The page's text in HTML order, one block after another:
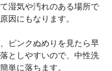
湿気や汚れのある場所で
因にもなります。
ピンクぬめりを見たら早
としやすいので、中性洗
単に落ちます。